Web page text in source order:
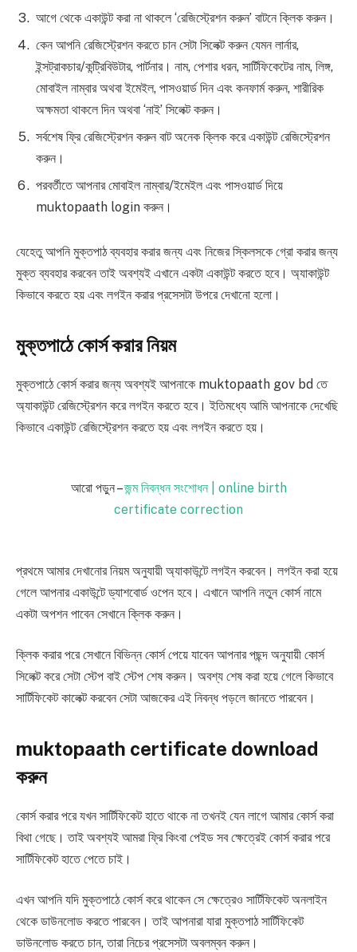
আগে থেকে একাউন্ট করা না থাকলে ‘রেজিস্ট্রেশন করুন’ বাটনে ক্লিক করুন।
কেন আপনি রেজিস্ট্রেশন করতে চান সেটা সিলেক্ট করুন যেমন লার্নার,
ইন্সট্রাকচার/কন্ট্রিবিউটার, পার্টনার। নাম, পেশার ধরন, সার্টিফিকেটের নাম, লিঙ্গ,
মোবাইল নাম্বার অথবা ইমেইল, পাসওয়ার্ড দিন এবং কনফার্ম করুন, শারীরিক
অক্ষমতা থাকলে দিন অথবা ‘নাই’ সিলেক্ট করুন।
সর্বশেষ ফ্রি রেজিস্ট্রেশন করুন বাট অনেক ক্লিক করে একাউন্ট রেজিস্ট্রেশন
করুন।
পরবর্তীতে আপনার মোবাইল নাম্বার/ইমেইল এবং পাসওয়ার্ড দিয়ে
muktopaath login করুন।
যেহেতু আপনি মুক্তপাঠ ব্যবহার করার জন্য এবং নিজের স্কিলসকে গ্রো করার জন্য
মুক্ত ব্যবহার করবেন তাই অবশ্যই এখানে একটা একাউন্ট করতে হবে। অ্যাকাউন্ট
কিভাবে করতে হয় এবং লগইন করার প্রসেসটা উপরে দেখানো হলো।
মুক্তপাঠে কোর্স করার নিয়ম
মুক্তপাঠে কোর্স করার জন্য অবশ্যই আপনাকে muktopaath gov bd তে
অ্যাকাউন্ট রেজিস্ট্রেশন করে লগইন করতে হবে। ইতিমধ্যে আমি আপনাকে দেখেছি
কিভাবে একাউন্ট রেজিস্ট্রেশন করতে হয় এবং লগইন করতে হয়।
আরো পড়ুন –জন্ম নিবন্ধন সংশোধন | online birth
certificate correction
প্রথমে আমার দেখানোর নিয়ম অনুযায়ী অ্যাকাউন্টে লগইন করবেন। লগইন করা হয়ে
গেলে আপনার একাউন্টে ড্যাশবোর্ড ওপেন হবে। এখানে আপনি নতুন কোর্স নামে
একটা অপশন পাবেন সেখানে ক্লিক করুন।
ক্লিক করার পরে সেখানে বিভিন্ন কোর্স পেয়ে যাবেন আপনার পছন্দ অনুযায়ী কোর্স
সিলেক্ট করে সেটা স্টেপ বাই স্টেপ শেষ করুন। অবশ্য শেষ করা হয়ে গেলে কিভাবে
সার্টিফিকেট কালেক্ট করবেন সেটা আজকের এই নিবন্ধ পড়লে জানতে পারবেন।
muktopaath certificate‌ download
করুন
কোর্স করার পরে যখন সার্টিফিকেট হাতে থাকে না তখনই যেন লাগে আমার কোর্স করা
বিথা গেছে। তাই অবশ্যই আমরা ফ্রি কিংবা পেইড সব ক্ষেত্রেই কোর্স করার পরে
সার্টিফিকেট হাতে পেতে চাই।
এখন আপনি যদি মুক্তপাঠে কোর্স করে থাকেন সে ক্ষেত্রেও সার্টিফিকেট অনলাইন
থেকে ডাউনলোড করতে পারবেন। তাই আপনারা যারা মুক্তপাঠ সার্টিফিকেট
ডাউনলোড করতে চান, তারা নিচের প্রসেসটা অবলম্বন করুন।